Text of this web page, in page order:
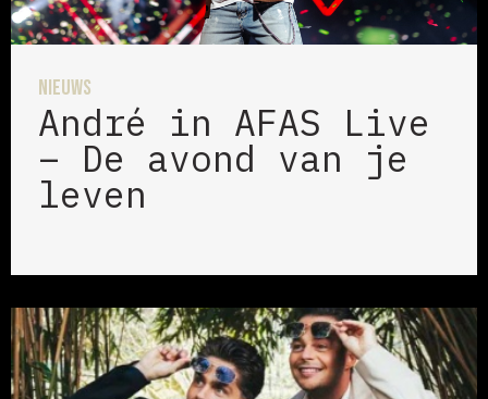
Nieuws
André in AFAS Live
– De avond van je
leven